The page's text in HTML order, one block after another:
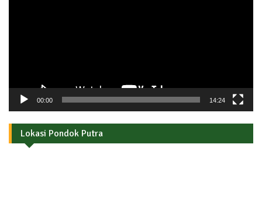
00:00 14:24
Lokasi Pondok Putra